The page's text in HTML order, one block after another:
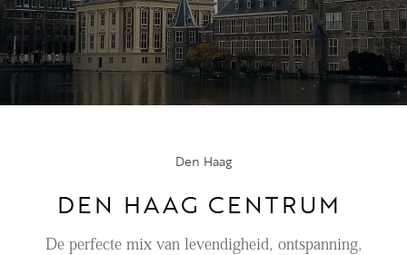
Den Haag
DEN HAAG CENTRUM
De perfecte mix van levendigheid, ontspanning,
Te koop
Te huur
Shortstay
DIENSTEN
Aanhuur